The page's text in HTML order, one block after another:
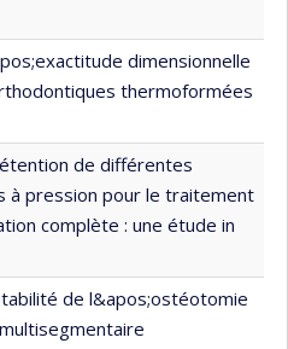
dimensionnelle
thermoformées
de différentes
à pression pour le traitement
complète : une étude in
de l&apos;ostéotomie